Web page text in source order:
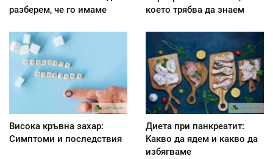
разберем, че го имаме
което трябва да знаем
Висока кръвна захар:
Симптоми и последствия
Диета при панкреатит:
Kакво да ядем и какво да
избягваме